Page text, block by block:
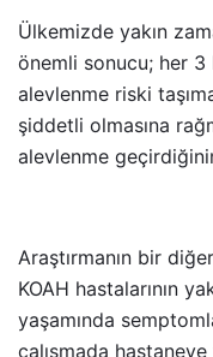
Ülkemizde yakın
önemli sonucu; her
alevlenme riski
şiddetli olmasına
alevlenme
Araştırmanın bir
KOAH hastalarının
yaşamında
çalışmada hastaneye